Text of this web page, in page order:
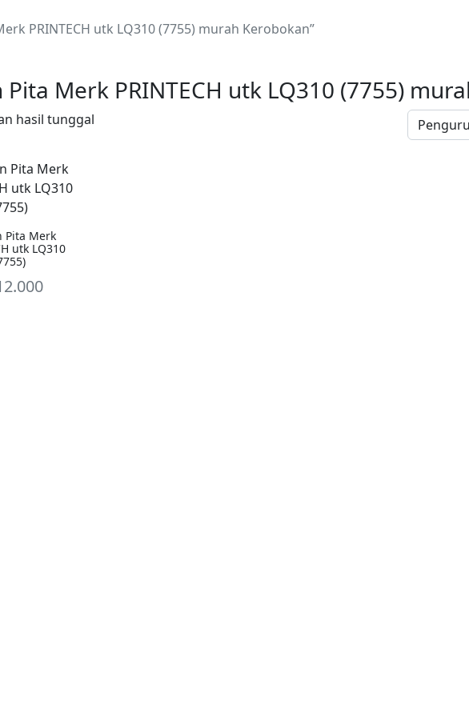
PRINTECH utk LQ310 (7755) murah Kerobokan”
Pita Merk PRINTECH utk LQ310 (7755)
hasil tunggal
Pita Merk
utk LQ310